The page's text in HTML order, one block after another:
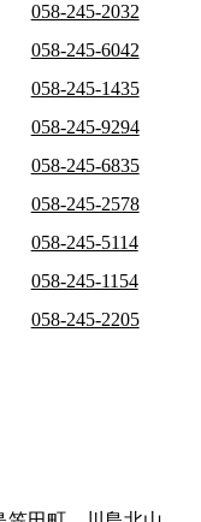
058-245-2032
058-245-6042
058-245-1435
058-245-9294
058-245-6835
058-245-2578
058-245-5114
058-245-1154
058-245-2205